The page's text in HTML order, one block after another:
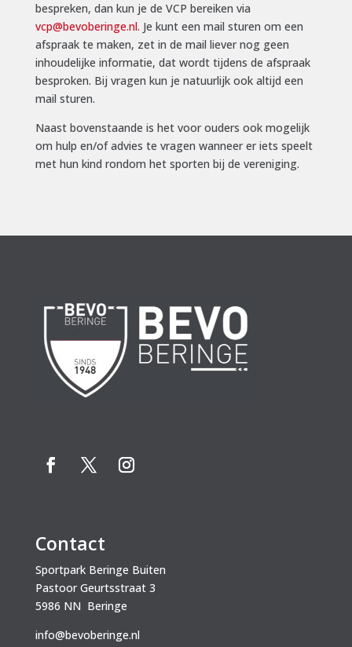
bespreken, dan kun je de VCP bereiken via
vcp@bevoberinge.nl. Je kunt een mail sturen om een
afspraak te maken, zet in de mail liever nog geen
inhoudelijke informatie, dat wordt tijdens de afspraak
besproken. Bij vragen kun je natuurlijk ook altijd een
mail sturen.
Naast bovenstaande is het voor ouders ook mogelijk
om hulp en/of advies te vragen wanneer er iets speelt
met hun kind rondom het sporten bij de vereniging.
Contact
Sportpark Beringe Buiten
Pastoor Geurtsstraat 3
5986 NN Beringe
info@bevoberinge.nl